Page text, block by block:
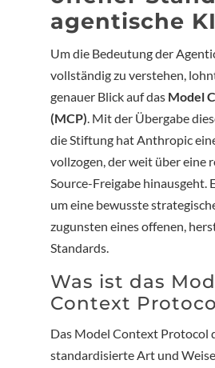
agentische KI
Um die Bedeutung der
vollständig zu verstehen,
genauer Blick auf das Model
(MCP). Mit der Übergabe
die Stiftung hat Anthropic
vollzogen, der weit über eine
Source-Freigabe hinausgeht.
um eine bewusste
zugunsten eines offenen,
Standards.
Was ist das
Context
Das Model Context Protocol
standardisierte Art und